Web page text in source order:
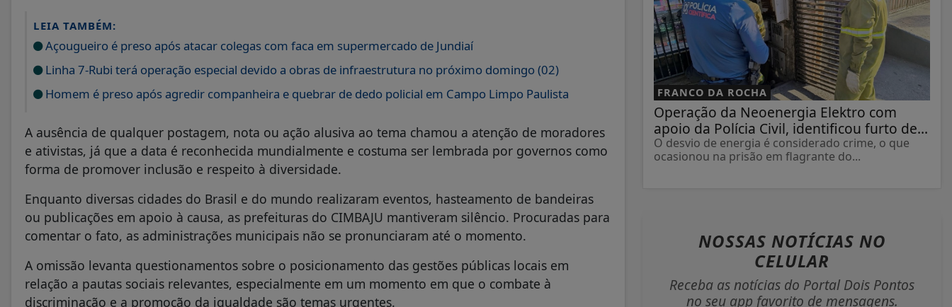
LEIA TAMBÉM:
Açougueiro é preso após atacar colegas com faca em supermercado de Jundiaí
Linha 7-Rubi terá operação especial devido a obras de infraestrutura no próximo domingo (02)
Homem é preso após agredir companheira e quebrar de dedo policial em Campo Limpo Paulista
A ausência de qualquer postagem, nota ou ação alusiva ao tema chamou a atenção de moradores
e ativistas, já que a data é reconhecida mundialmente e costuma ser lembrada por governos como
forma de promover inclusão e respeito à diversidade.
Enquanto diversas cidades do Brasil e do mundo realizaram eventos, hasteamento de bandeiras
ou publicações em apoio à causa, as prefeituras do CIMBAJU mantiveram silêncio. Procuradas para
comentar o fato, as administrações municipais não se pronunciaram até o momento.
A omissão levanta questionamentos sobre o posicionamento das gestões públicas locais em
relação a pautas sociais relevantes, especialmente em um momento em que o combate à
discriminação e a promoção da igualdade são temas urgentes.
FRANCO DA ROCHA
Operação da Neoenergia Elektro com
apoio da Polícia Civil, identificou furto de...
O desvio de energia é considerado crime, o que
ocasionou na prisão em flagrante do...
NOSSAS NOTÍCIAS NO
CELULAR
Receba as notícias do Portal Dois Pontos
no seu app favorito de mensagens.